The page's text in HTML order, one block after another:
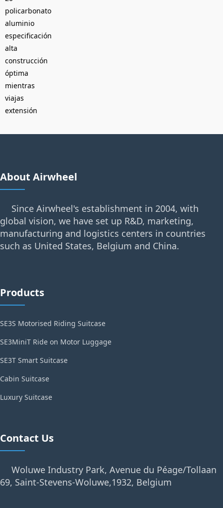
policarbonato
aluminio
especificación
alta
construcción
óptima
mientras
viajas
extensión
About Airwheel
Since Airwheel's establishment in 2004, with
global vision, we have set up R&D, marketing,
manufacturing and logistics centers in countries
such as United States, Belgium and China.
Products
SE3S Motorised Riding Suitcase
SE3MiniT Ride on Motor Luggage
SE3T Smart Suitcase
Cabin Suitcase
Luxury Suitcase
Contact Us
Woluwe Industry Park, Avenue du Péage/Tollaan
69, Saint-Stevens-Woluwe,1932, Belgium